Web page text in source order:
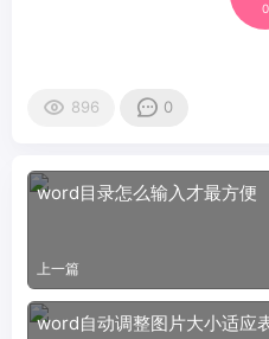
0
896 0
word目录怎么输入才最方便
上一篇
word自动调整图片大小适应